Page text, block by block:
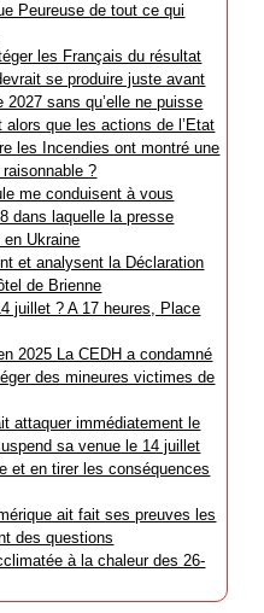
Peureuse de tout ce qui
les Français du résultat
se produire juste avant
sans qu’elle ne puisse
que les actions de l’Etat
les Incendies ont montré une
?
me conduisent à vous
dans laquelle la presse
Ukraine
et analysent la Déclaration
de Brienne
juillet ? A 17 heures, Place
2025 La CEDH a condamné
des mineures victimes de
attaquer immédiatement le
sa venue le 14 juillet
et en tirer les conséquences
ait fait ses preuves les
des questions
à la chaleur des 26-